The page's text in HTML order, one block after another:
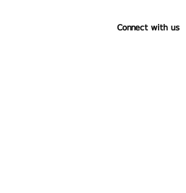
Connect with us